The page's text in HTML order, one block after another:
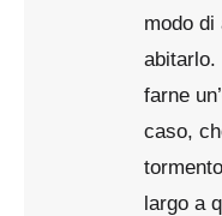
modo
abitarlo.
farne
caso,
largo a